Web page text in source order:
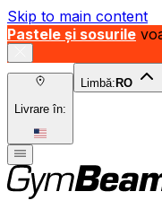
Skip to main content
Pastele și sosurile
Livrare în:
Limbă: RO